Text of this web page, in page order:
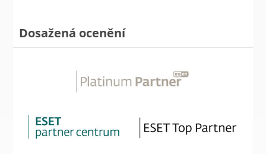
Dosažená ocenění